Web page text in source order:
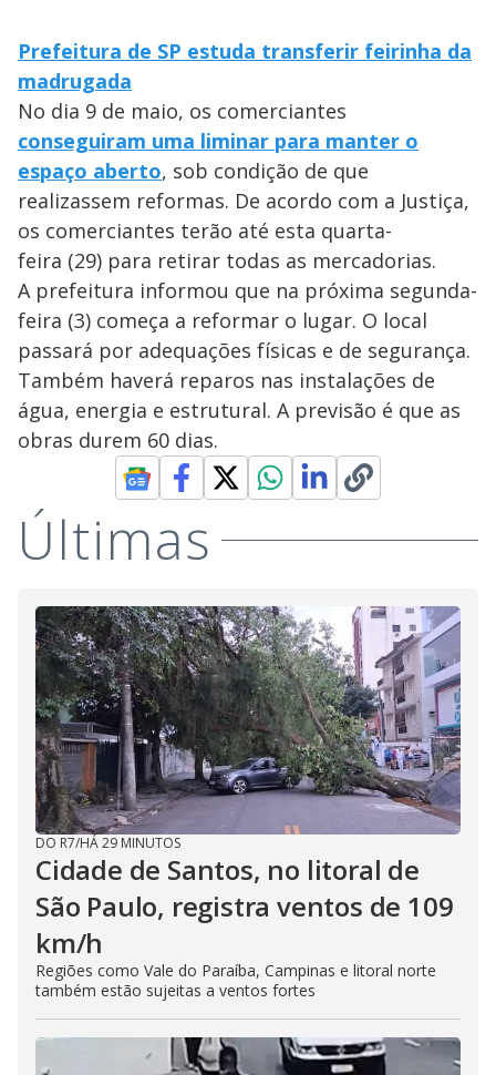
Prefeitura de SP estuda transferir feirinha da
madrugada
No dia 9 de maio, os comerciantes
conseguiram uma liminar para manter o
espaço aberto, sob condição de que
realizassem reformas. De acordo com a Justiça,
os comerciantes terão até esta quarta-
feira (29) para retirar todas as mercadorias.
A prefeitura informou que na próxima segunda-
feira (3) começa a reformar o lugar. O local
passará por adequações físicas e de segurança.
Também haverá reparos nas instalações de
água, energia e estrutural. A previsão é que as
obras durem 60 dias.
Últimas
DO R7/HÁ 29 MINUTOS
Cidade de Santos, no litoral de
São Paulo, registra ventos de 109
km/h
Regiões como Vale do Paraíba, Campinas e litoral norte
também estão sujeitas a ventos fortes